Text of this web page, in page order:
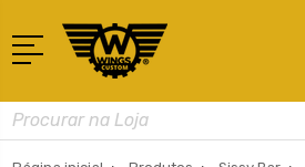
Busca